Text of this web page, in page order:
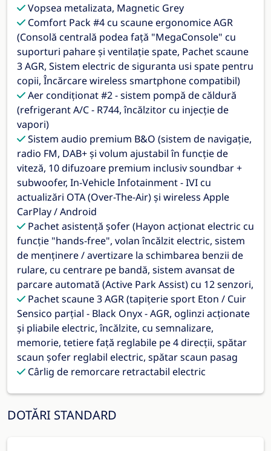
Vopsea metalizata, Magnetic Grey
Comfort Pack #4 cu scaune ergonomice AGR
(Consolă centrală podea față "MegaConsole" cu
suporturi pahare și ventilație spate, Pachet scaune
3 AGR, Sistem electric de siguranta usi spate pentru
copii, Încărcare wireless smartphone compatibil)
Aer condiționat #2 - sistem pompă de căldură
(refrigerant A/C - R744, încălzitor cu injecție de
vapori)
Sistem audio premium B&O (sistem de navigație,
radio FM, DAB+ și volum ajustabil în funcție de
viteză, 10 difuzoare premium inclusiv soundbar +
subwoofer, In-Vehicle Infotainment - IVI cu
actualizări OTA (Over-The-Air) și wireless Apple
CarPlay / Android
Pachet asistență șofer (Hayon acționat electric cu
funcție "hands-free", volan încălzit electric, sistem
de menținere / avertizare la schimbarea benzii de
rulare, cu centrare pe bandă, sistem avansat de
parcare automată (Active Park Assist) cu 12 senzori,
Pachet scaune 3 AGR (tapițerie sport Eton / Cuir
Sensico parțial - Black Onyx - AGR, oglinzi acționate
și pliabile electric, încălzite, cu semnalizare,
memorie, tetiere față reglabile pe 4 direcții, spătar
scaun șofer reglabil electric, spătar scaun pasag
Cârlig de remorcare retractabil electric
DOTĂRI STANDARD